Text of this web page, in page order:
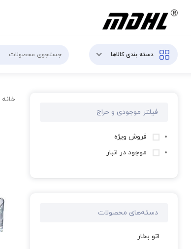
دسته بندی کالاها
فیلتر موجودی و حراج
فروش ویژه
موجود در انبار
دسته‌های محصولات
اتو بخار
خانه